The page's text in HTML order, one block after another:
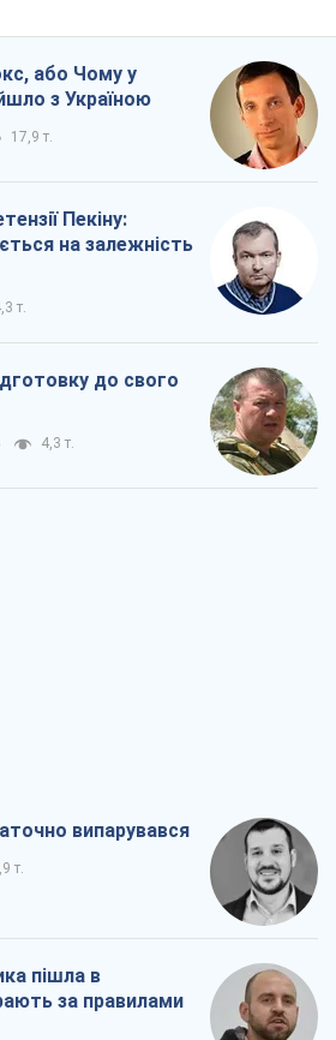
або Чому у
з Україною
17,9 т.
Пекіну:
на залежність
т.
до свого
4,3 т.
випарувався
т.
пішла в
за правилами